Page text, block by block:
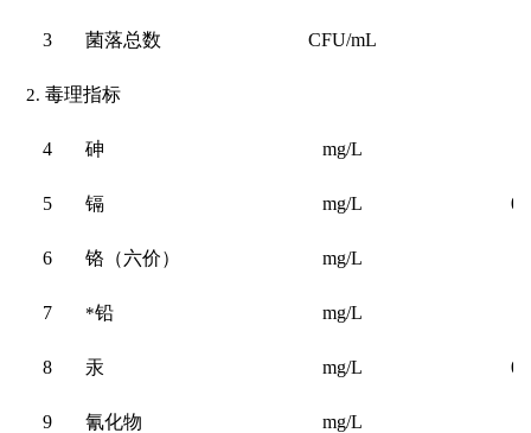
3 菌落总数 CFU/mL
2.毒理指标
4 砷 mg/L
5 镉 mg/L
6 铬（六价） mg/L
7 *铅 mg/L
8 汞 mg/L
9 氰化物 mg/L